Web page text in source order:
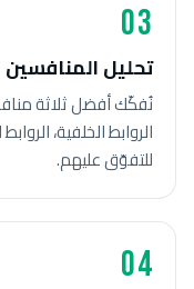
03
تحليل المنافسين
نُفكّك أفضل ثلاثة
الروابط الخلفية،
للتفوّق عليهم.
04